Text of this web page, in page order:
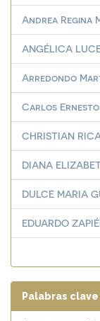
Andrea Regina
ANGÉLICA
Arredondo
Carlos
CHRISTIAN
DIANA
DULCE MARIA
EDUARDO
Palabras clave